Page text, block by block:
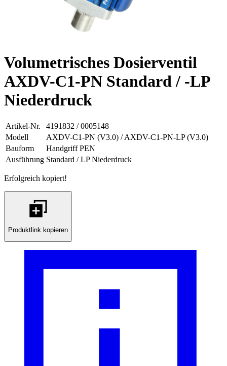
Volumetrisches Dosierventil
AXDV-C1-PN Standard / -LP
Niederdruck
Artikel-Nr.
4191832 / 0005148
Modell
AXDV-C1-PN (V3.0) / AXDV-C1-PN-LP (V3.0)
Bauform
Handgriff PEN
Ausführung Standard / LP Niederdruck
Erfolgreich kopiert!
Produktlink kopieren